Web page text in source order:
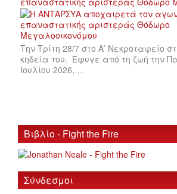
Την Τρίτη 28/7 στο Α’ Νεκροταφείο
κηδεία του. Έφυγε από τη ζωή την
Ιουλίου 2026,…
Βιβλίο - Fight the Fire
Σύνδεσμοι